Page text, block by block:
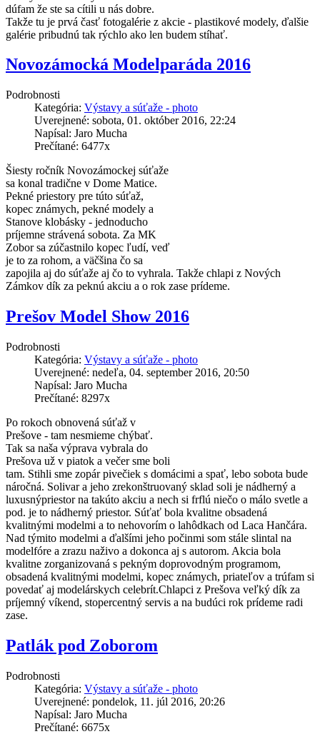
dúfam že ste sa cítili u nás dobre.
Takže tu je prvá časť fotogalérie z akcie - plastikové modely, ďalšie
galérie pribudnú tak rýchlo ako len budem stíhať.
Novozámocká Modelparáda 2016
Podrobnosti
Kategória: Výstavy a súťaže - photo
Uverejnené: sobota, 01. október 2016, 22:24
Napísal: Jaro Mucha
Prečítané: 6477x
Šiesty ročník Novozámockej súťaže
sa konal tradične v Dome Matice.
Pekné priestory pre túto súťaž,
kopec známych, pekné modely a
Stanove klobásky - jednoducho
príjemne strávená sobota. Za MK
Zobor sa zúčastnilo kopec ľudí, veď
je to za rohom, a väčšina čo sa
zapojila aj do súťaže aj čo to vyhrala. Takže chlapi z Nových
Zámkov dík za peknú akciu a o rok zase prídeme.
Prešov Model Show 2016
Podrobnosti
Kategória: Výstavy a súťaže - photo
Uverejnené: nedeľa, 04. september 2016, 20:50
Napísal: Jaro Mucha
Prečítané: 8297x
Po rokoch obnovená súťaž v
Prešove - tam nesmieme chýbať.
Tak sa naša výprava vybrala do
Prešova už v piatok a večer sme boli
tam. Stihli sme zopár pivečiek s domácimi a spať, lebo sobota bude
náročná. Solivar a jeho zrekonštruovaný sklad soli je nádherný a
luxusnýpriestor na takúto akciu a nech si frflú niečo o málo svetle a
pod. je to nádherný priestor. Súťať bola kvalitne obsadená
kvalitnými modelmi a to nehovorím o lahôdkach od Laca Hančára.
Nad týmito modelmi a ďalšími jeho počinmi som stále slintal na
modelfóre a zrazu naživo a dokonca aj s autorom. Akcia bola
kvalitne zorganizovaná s pekným doprovodným programom,
obsadená kvalitnými modelmi, kopec známych, priateľov a trúfam si
povedať aj modelárskych celebrít.Chlapci z Prešova veľký dík za
príjemný víkend, stopercentný servis a na budúci rok prídeme radi
zase.
Patlák pod Zoborom
Podrobnosti
Kategória: Výstavy a súťaže - photo
Uverejnené: pondelok, 11. júl 2016, 20:26
Napísal: Jaro Mucha
Prečítané: 6675x